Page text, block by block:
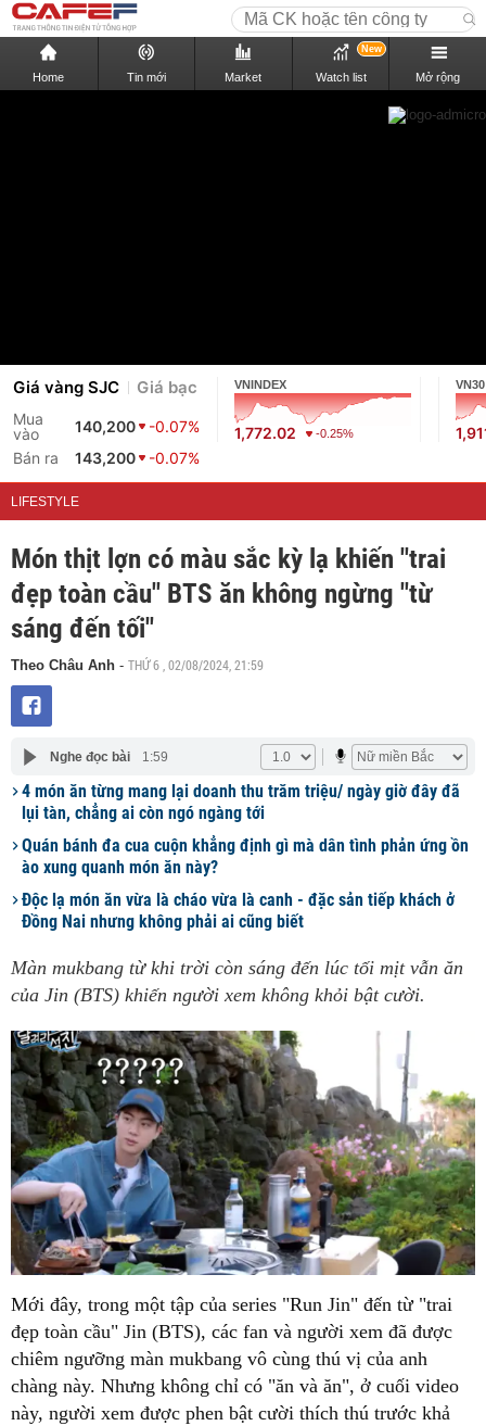
Home Tin mới Market Watch list
New
Mở rộng
Giá vàng SJC Giá bạc
Mua
vào
140,200
-0.07%
Bán ra
143,200 -0.07%
VNINDEX
1,772.02 -0.25%
VN30
LIFESTYLE
Món thịt lợn có màu sắc kỳ lạ khiến "trai
đẹp toàn cầu" BTS ăn không ngừng "từ
sáng đến tối"
Theo Châu Anh - THỨ 6 , 02/08/2024, 21:59
Nghe đọc bài 1:59
4 món ăn từng mang lại doanh thu trăm triệu/ ngày giờ đây đã
lụi tàn, chẳng ai còn ngó ngàng tới
Quán bánh đa cua cuộn khẳng định gì mà dân tình phản ứng ồn
ào xung quanh món ăn này?
Độc lạ món ăn vừa là cháo vừa là canh - đặc sản tiếp khách ở
Đồng Nai nhưng không phải ai cũng biết
Màn mukbang từ khi trời còn sáng đến lúc tối mịt vẫn ăn
của Jin (BTS) khiến người xem không khỏi bật cười.
Mới đây, trong một tập của series "Run Jin" đến từ "trai
đẹp toàn cầu" Jin (BTS), các fan và người xem đã được
chiêm ngưỡng màn mukbang vô cùng thú vị của anh
chàng này. Nhưng không chỉ có "ăn và ăn", ở cuối video
này, người xem được phen bật cười thích thú trước khả